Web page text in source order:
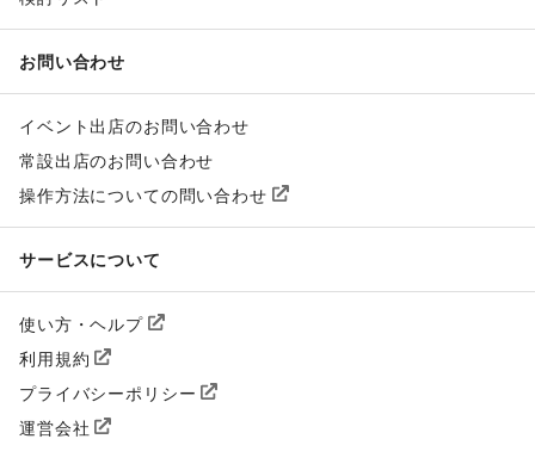
お問い合わせ
イベント出店のお問い合わせ
常設出店のお問い合わせ
操作方法についての問い合わせ
サービスについて
使い方・ヘルプ
利用規約
プライバシーポリシー
運営会社